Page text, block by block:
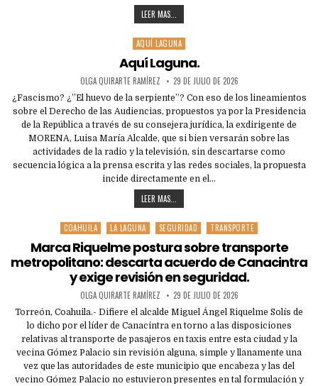
LEER MAS...
Posted
AQUÍ LAGUNA
Aquí Laguna.
OLGA QUIRARTE RAMÍREZ 29 DE JULIO DE 2026
¿Fascismo? ¿”El huevo de la serpiente”? Con eso de los lineamientos
sobre el Derecho de las Audiencias, propuestos ya por la Presidencia
de la República a través de su consejera jurídica, la exdirigente de
MORENA, Luisa María Alcalde, que si bien versarán sobre las
actividades de la radio y la televisión, sin descartarse como
secuencia lógica a la prensa escrita y las redes sociales, la propuesta
incide directamente en el…
LEER MAS...
Posted
COAHUILA LA LAGUNA SEGURIDAD TRANSPORTE
Marca Riquelme postura sobre transporte
metropolitano: descarta acuerdo de Canacintra
y exige revisión en seguridad.
OLGA QUIRARTE RAMÍREZ 29 DE JULIO DE 2026
Torreón, Coahuila.- Difiere el alcalde Miguel Ángel Riquelme Solís de
lo dicho por el líder de Canacintra en torno a las disposiciones
relativas al transporte de pasajeros en taxis entre esta ciudad y la
vecina Gómez Palacio sin revisión alguna, simple y llanamente una
vez que las autoridades de este municipio que encabeza y las del
vecino Gómez Palacio no estuvieron presentes en tal formulación y